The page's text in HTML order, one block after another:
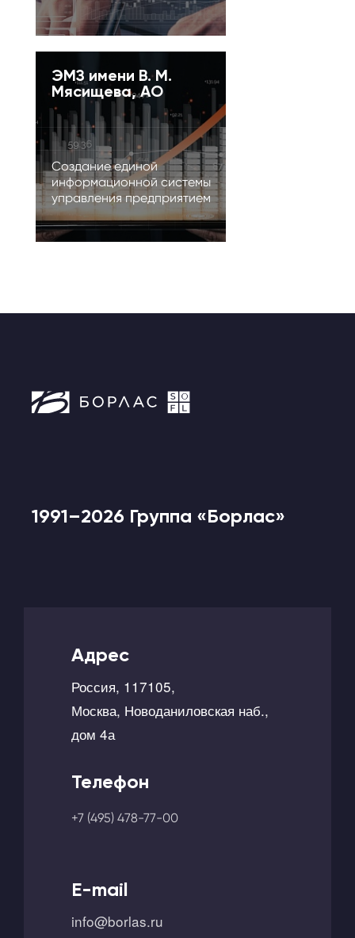
ЭМЗ имени В. М.
Мясищева, АО
Создание единой
информационной системы
управления предприятием
1991–2026 Группа «Борлас»
Адрес
Россия, 117105,
Москва, Новоданиловская наб.,
дом 4а
Телефон
+7 (495) 478-77-00
E-mail
info@borlas.ru